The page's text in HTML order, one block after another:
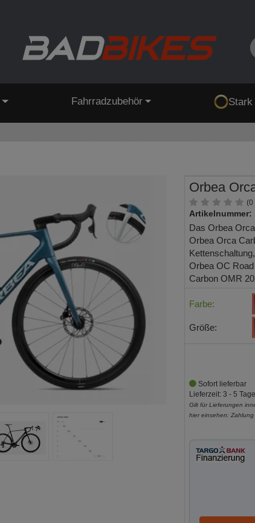
Fahrradzubehör Stark
Orbea
(0
Artikelnummer:
Das Orbea
Orbea Orca
Orbea OC
Carbon OMR
Farbe:
Größe:
Sofort lieferbar
Lieferzeit: 3 - 5
Gilt für Lieferungen
hier einsehen: